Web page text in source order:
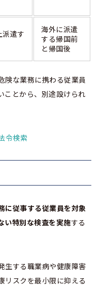
遣す
海外に派遣
する帰国前
と帰国後
険な業務に携わる従業員
ことから、別途設けられ
令検索
に従事する従業員を対象
い特別な検査を実施する
生する職業病や健康障害
リスクを最小限に抑える